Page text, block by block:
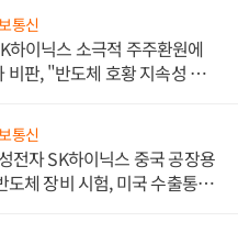
통신
하이닉스 소극적 주주환원에
비판, "반도체 호황 지속성 의
통신
전자 SK하이닉스 중국 공장용
도체 장비 시험, 미국 수출통제